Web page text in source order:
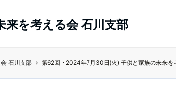
来を考える会 石川支部
石川支部 第62回・2024年7月30日(火) 子供と家族の未来を